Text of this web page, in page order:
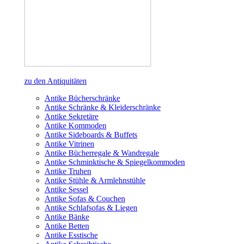
zu den Antiquitäten
Antike Bücherschränke
Antike Schränke & Kleiderschränke
Antike Sekretäre
Antike Kommoden
Antike Sideboards & Buffets
Antike Vitrinen
Antike Bücherregale & Wandregale
Antike Schminktische & Spiegelkommoden
Antike Truhen
Antike Stühle & Armlehnstühle
Antike Sessel
Antike Sofas & Couchen
Antike Schlafsofas & Liegen
Antike Bänke
Antike Betten
Antike Esstische